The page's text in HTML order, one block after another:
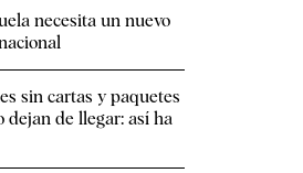
necesita un nuevo
sin cartas y paquetes
dejan de llegar: así ha